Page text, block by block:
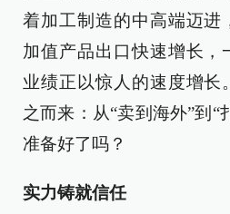
着加工制造的中高端迈进
加值产品出口快速增长，
业绩正以惊人的速度增长
之而来：从“卖到海外”到“
准备好了吗？
实力铸就信任